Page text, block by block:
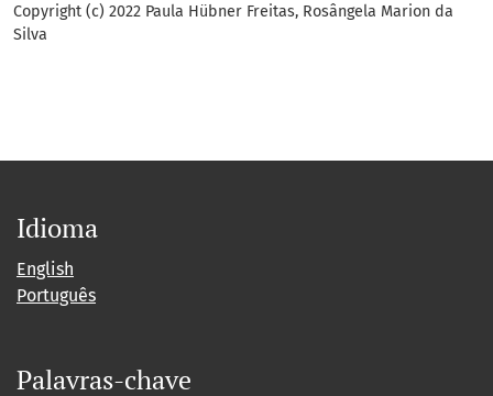
Copyright (c) 2022 Paula Hübner Freitas, Rosângela Marion da
Silva
Idioma
English
Português
Palavras-chave